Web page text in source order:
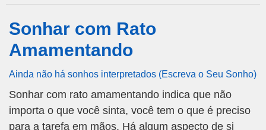
Sonhar com Rato
Amamentando
Ainda não há sonhos interpretados (Escreva o Seu Sonho)
Sonhar com rato amamentando indica que não
importa o que você sinta, você tem o que é preciso
para a tarefa em mãos. Há algum aspecto de si